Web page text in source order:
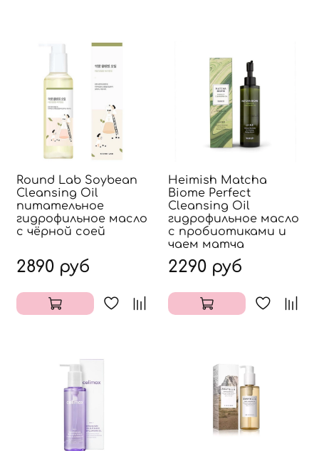
Round Lab Soybean
Cleansing Oil
питательное
гидрофильное масло
с чёрной соей
2890 руб
Heimish Matcha
Biome Perfect
Cleansing Oil
гидрофильное масло
с пробиотиками и
чаем матча
2290 руб